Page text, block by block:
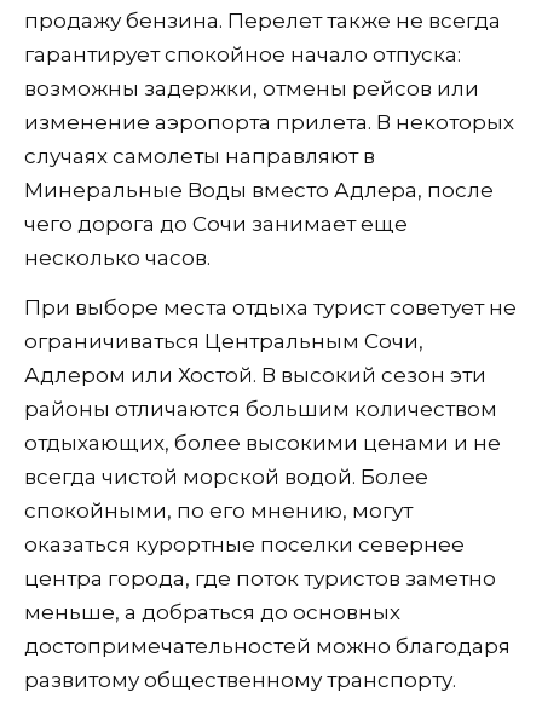
продажу бензина. Перелет также не всегда
гарантирует спокойное начало отпуска:
возможны задержки, отмены рейсов или
изменение аэропорта прилета. В некоторых
случаях самолеты направляют в
Минеральные Воды вместо Адлера, после
чего дорога до Сочи занимает еще
несколько часов.
При выборе места отдыха турист советует не
ограничиваться Центральным Сочи,
Адлером или Хостой. В высокий сезон эти
районы отличаются большим количеством
отдыхающих, более высокими ценами и не
всегда чистой морской водой. Более
спокойными, по его мнению, могут
оказаться курортные поселки севернее
центра города, где поток туристов заметно
меньше, а добраться до основных
достопримечательностей можно благодаря
развитому общественному транспорту.